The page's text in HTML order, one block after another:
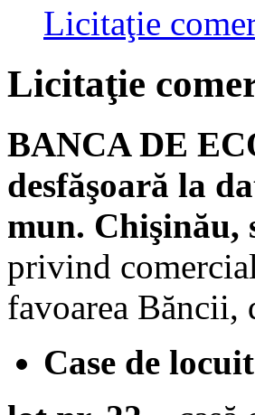
Licitaţie
Licitaţie
BANCA DE
desfăşoară la
mun. Chişinău,
privind
favoarea Băncii,
Case de